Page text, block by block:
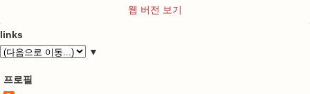
웹 버전 보기
links
▼
프로필